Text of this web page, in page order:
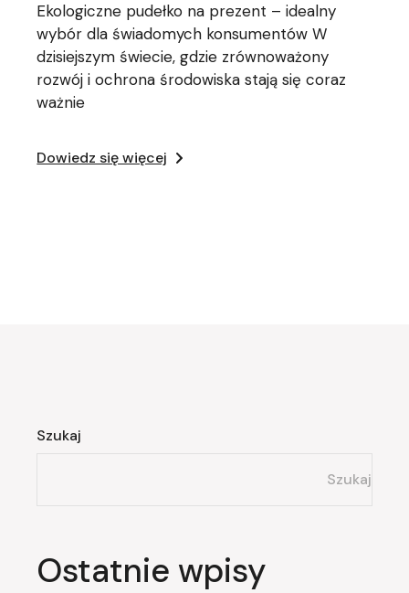
Ekologiczne pudełko na prezent – idealny
wybór dla świadomych konsumentów W
dzisiejszym świecie, gdzie zrównoważony
rozwój i ochrona środowiska stają się coraz
ważnie
Dowiedz się więcej
Szukaj
Szukaj
Ostatnie wpisy